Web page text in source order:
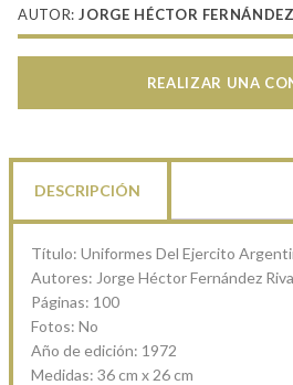
cantidad
AUTOR:JORGE HÉCTOR
REALIZAR UNA
DESCRIPCIÓN
Título: Uniformes Del Ejercito
Autores: Jorge Héctor Fernández
Páginas: 100
Fotos: No
Año de edición: 1972
Medidas: 36 cm x 26 cm